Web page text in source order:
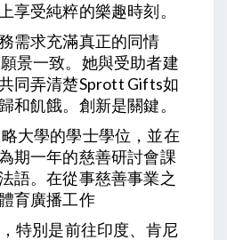
享受純粹的樂趣時刻。
需求充滿真正的同情
景一致。她與受助者建
同弄清楚Sprott Gifts如
和飢餓。創新是關鍵。
大學的學士學位，並在
期一年的慈善研討會課
語。在從事慈善事業之
育廣播工作
特別是前往印度、肯尼